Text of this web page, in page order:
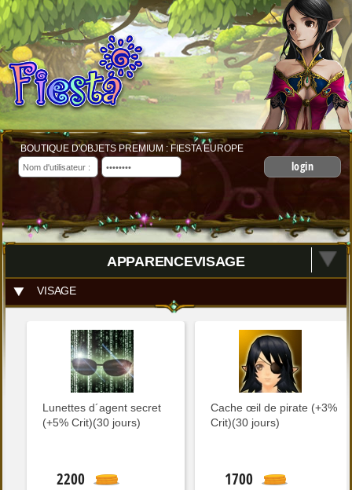
BOUTIQUE D'OBJETS PREMIUM : FIESTA EUROPE
login
APPARENCEVISAGE
VISAGE
Lunettes d´agent secret
(+5% Crit)(30 jours)
2200
Cache œil de pirate (+3%
Crit)(30 jours)
1700